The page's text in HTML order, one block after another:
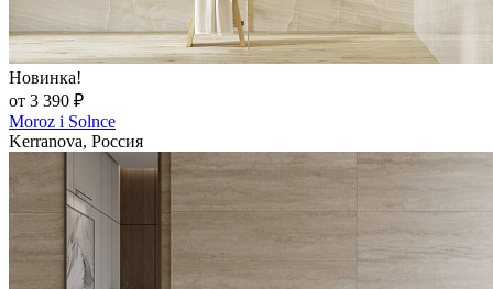
Новинка!
от 3 390 ₽
Moroz i Solnce
Kerranova, Россия